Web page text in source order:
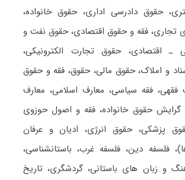
حقوق دادرسی اداری، حقوق خانواده،
فقه و حقوق اقتصادی، حقوق نفت و
ـ اقتصادی، حقوق تجارت الکترونیکی،
و املاک، حقوق مالی، حقوق، فقه و حقوق
فقهی، فقه سیاسی، معارف اسلامی، معارف
حقوق خانواده، فقه و اصول حوزوی
پزشکی، حقوق انرژی، ادیان و عرفان
فلسفه دین، فلسفه غرب، باستانشناسی،
و زبان های باستانی، گردشگری، تاریخ